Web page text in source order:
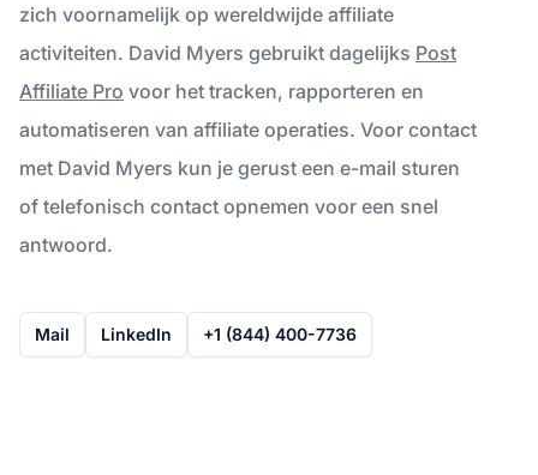
zich voornamelijk op wereldwijde affiliate
activiteiten. David Myers gebruikt dagelijks Post
Affiliate Pro voor het tracken, rapporteren en
automatiseren van affiliate operaties. Voor contact
met David Myers kun je gerust een e-mail sturen
of telefonisch contact opnemen voor een snel
antwoord.
Mail LinkedIn +1 (844) 400-7736